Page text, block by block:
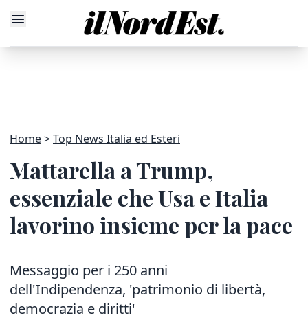
Home Top News Italia ed Esteri
Mattarella a Trump,
essenziale che Usa e Italia
lavorino insieme per la pace
Messaggio per i 250 anni
dell'Indipendenza, 'patrimonio di libertà,
democrazia e diritti'